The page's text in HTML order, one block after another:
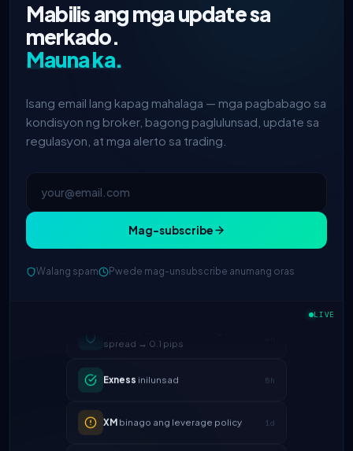
Mabilis ang mga update sa
merkado.
Mauna ka.
Isang email lang kapag mahalaga — mga pagbabago sa
kondisyon ng broker, bagong paglulunsad, update sa
regulasyon, at mga alerto sa trading.
Mag-subscribe
Walang spam Pwede mag-unsubscribe anumang oras
LIVE
Exness inilunsad
FP Markets— bagong zero-